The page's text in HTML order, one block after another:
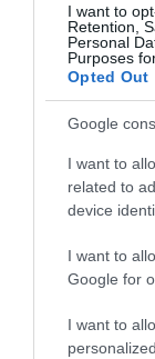
I want to
Retention,
Personal
Purposes
Opted Out
Google
I want to
related to
device
I want to
Google for
I want to